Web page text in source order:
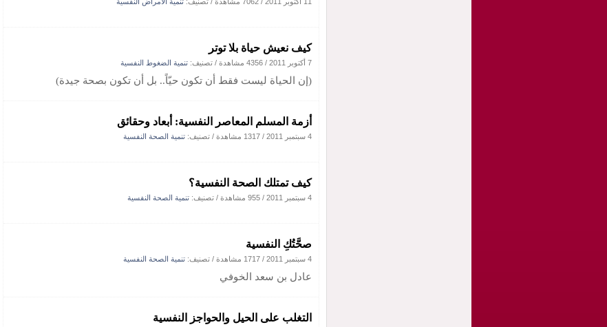
كيف نعيش حياة بلا توتر
7 أكتوبر 2011 / 4356 مشاهدة / تصنيف: تنمية الضغوط النفسية
(إن الحياة ليست فقط أن تكون حيّاً.. بل أن تكون بصحة جيدة)
أزمة المسلم المعاصر النفسية: أبعاد وحقائق
4 سبتمبر 2011 / 1317 مشاهدة / تصنيف: تنمية الصحة النفسية
كيف تمتلك الصحة النفسية؟
4 سبتمبر 2011 / 955 مشاهدة / تصنيف: تنمية الصحة النفسية
صحَّتُكِ النفسية
4 سبتمبر 2011 / 1717 مشاهدة / تصنيف: تنمية الصحة النفسية
عادل بن سعد الخوفي
التغلب على الحيل والحواجز النفسية